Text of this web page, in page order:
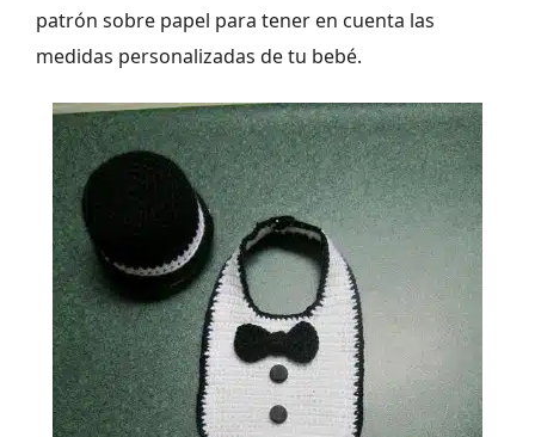
patrón sobre papel para tener en cuenta las
medidas personalizadas de tu bebé.